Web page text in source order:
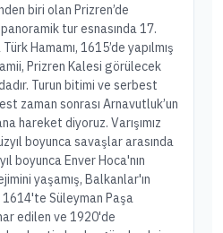
biri olan Prizren’de
panoramik tur esnasında 17.
Hamamı, 1615’de yapılmış
Prizren Kalesi görülecek
Turun bitimi ve serbest
zaman sonrası Arnavutluk’un
hareket diyoruz. Varışımız
boyunca savaşlar arasında
boyunca Enver Hoca'nın
yaşamış, Balkanlar'ın
1614'te Süleyman Paşa
edilen ve 1920'de